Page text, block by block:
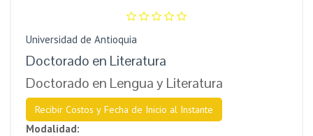
Universidad de Antioquia
Doctorado en Literatura
Doctorado en Lengua y Literatura
Recibir Costos y Fecha de Inicio al Instante
Modalidad: